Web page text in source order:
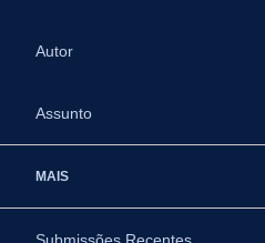
Autor
Assunto
MAIS